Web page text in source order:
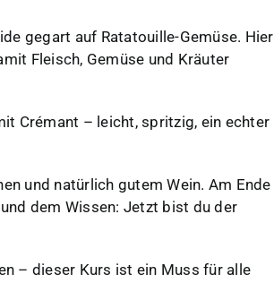
gegart auf Ratatouille-Gemüse. Hier
Fleisch, Gemüse und Kräuter
Crémant – leicht, spritzig, ein echter
und natürlich gutem Wein. Am Ende
dem Wissen: Jetzt bist du der
– dieser Kurs ist ein Muss für alle